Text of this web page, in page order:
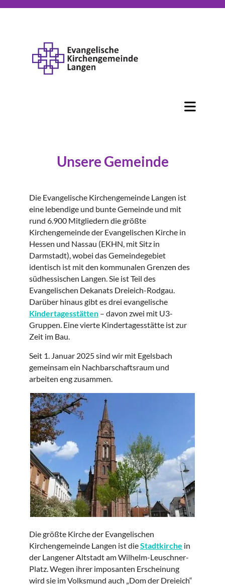
Unsere Gemeinde
Die Evangelische Kirchengemeinde Langen ist
eine lebendige und bunte Gemeinde und mit
rund 6.900 Mitgliedern die größte
Kirchengemeinde der Evangelischen Kirche in
Hessen und Nassau (EKHN, mit Sitz in
Darmstadt), wobei das Gemeindegebiet
identisch ist mit den kommunalen Grenzen des
südhessischen Langen. Sie ist Teil des
Evangelischen Dekanats Dreieich-Rodgau.
Darüber hinaus gibt es drei evangelische
Kindertagesstätten – davon zwei mit U3-
Gruppen. Eine vierte Kindertagesstätte ist zur
Zeit im Bau.
Seit 1. Januar 2025 sind wir mit Egelsbach
gemeinsam ein Nachbarschaftsraum und
arbeiten eng zusammen.
Die größte Kirche der Evangelischen
Kirchengemeinde Langen ist dieStadtkirche in
der Langener Altstadt am Wilhelm-Leuschner-
Platz. Wegen ihrer imposanten Erscheinung
wird sie im Volksmund auch „Dom der Dreieich“